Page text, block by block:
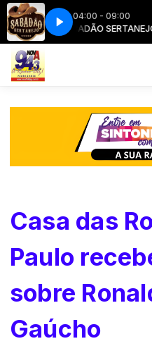
04:00 - 09:00
SABADÃO SERTANEJO
Casa das
Paulo
sobre
Gaúcho